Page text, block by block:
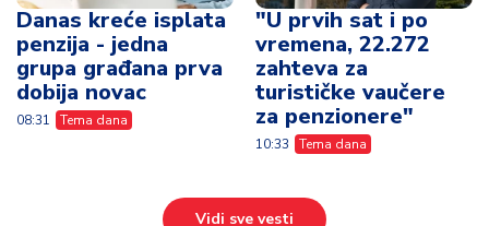
Danas kreće isplata
penzija - jedna
grupa građana prva
dobija novac
08:31 Tema dana
"U prvih sat i po
vremena, 22.272
zahteva za
turističke vaučere
za penzionere"
10:33 Tema dana
Vidi sve vesti